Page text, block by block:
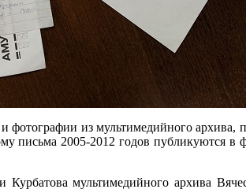
фотографии из мультимедийного
письма 2005-2012 годов публикуются
мультимедийного архива